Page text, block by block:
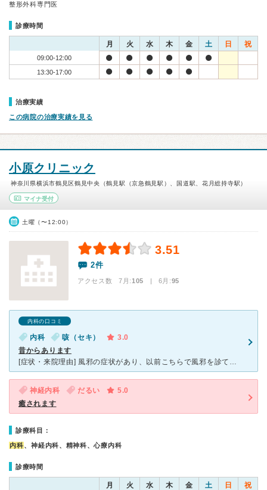
整形外科専門医
診療時間
月 火 水 木 金 土 日 祝
09:00-12:00
13:30-17:00
治療実績
この病院の治療実績を見る
小原クリニック
神奈川県横浜市鶴見区鶴見中央（鶴見駅（京急鶴見駅）、国道駅、花月総持寺駅）
マイナ受付
土曜（〜12:00）
3.51
2件
アクセス数 7月:105 | 6月:95
内科の口コミ
内科 咳（セキ）
3.0
昔からあります
[症状・来院理由] 風邪の症状があり、以前こちらで風邪を診てもらった事があるので来院。 [医師の診断・治療法] 風邪をこじらせ、咳がとまらなくなったので、咳止めのシロップを処方されました。
神経内科 だるい
5.0
癒されます
診療科目：
内科、神経内科、精神科、心療内科
診療時間
月 火 水 木 金 土 日 祝